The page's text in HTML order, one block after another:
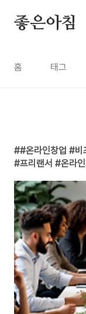
좋은아침
홈 태그
#온라인창업 #비
#프리랜서 #온라